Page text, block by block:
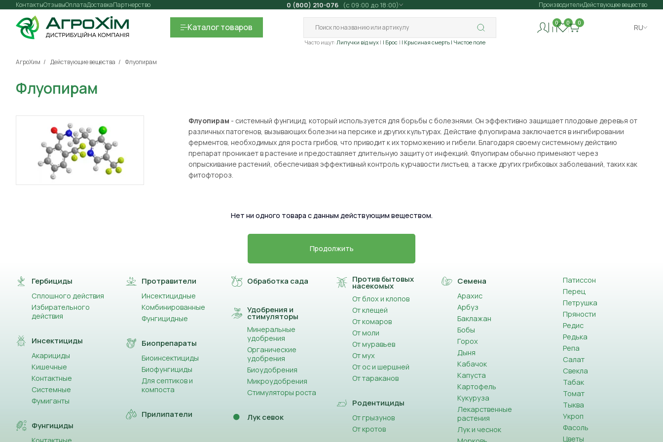
Контакты Оплата
Отзывы ДоставкаПартнерство 0 (800) 210-076 (с 09:00 до 18:00) ПроизводителиДействующее вещество
Каталогтоваров
Часто ищут: Липучки від мух | Брос | Крысиная смерть | Чистое поле
0 0 0
RU
АгроХим Действующие вещества Флуопирам
Флуопирам
Флуопирам - системный фунгицид, который используется для борьбы с болезнями. Он эффективно защищает плодовые деревья от
различных патогенов, вызывающих болезни на персике и других культурах. Действие флуопирама заключается в ингибировании
ферментов, необходимых для роста грибов, что приводит к их торможению и гибели. Благодаря своему системному действию
препарат проникает в растение и предоставляет длительную защиту от инфекций. Флуопирам обычно применяют через
опрыскивание растений, обеспечивая эффективный контроль курчавости листьев, а также других грибковых заболеваний, таких как
фитофтороз.
Нет ни одного товара с данным действующим веществом.
Продолжить
Гербициды
Сплошного действия
Избирательного
действия
Инсектициды
Акарициды
Кишечные
Контактные
Системные
Фумиганты
Фунгициды
Протравители
Инсектицидные
Комбинированные
Фунгицидные
Биопрепараты
Биоинсектициды
Биофунгициды
Для септиков и
компоста
Прилипатели
Обработка сада
Удобрения и
стимуляторы
Минеральные
удобрения
Органические
удобрения
Биоудобрения
Микроудобрения
Стимуляторы роста
Лук севок
Против бытовых
насекомых
От блох и клопов
От клещей
От комаров
От моли
От муравьев
От мух
От ос и шершней
От тараканов
Родентициды
От грызунов
От кротов
Семена
Арахис
Арбуз
Баклажан
Бобы
Горох
Дыня
Кабачок
Капуста
Картофель
Кукуруза
Лекарственные
растения
Лук и чеснок
Патиссон
Перец
Петрушка
Пряности
Редис
Редька
Репа
Салат
Свекла
Табак
Томат
Тыква
Укроп
Фасоль
Цветы